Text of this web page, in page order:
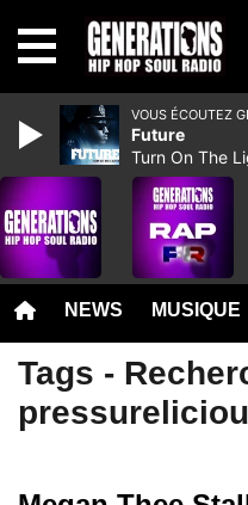
NEWS MUSIQUE
Tags -
VOUS ÉCOUTEZ
Future
Turn On The